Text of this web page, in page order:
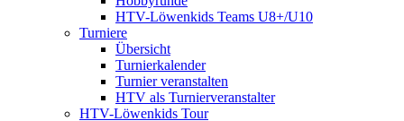
HTV-Löwenkids Teams U8+/U10
Turniere
Übersicht
Turnierkalender
Turnier veranstalten
HTV als Turnierveranstalter
HTV-Löwenkids Tour